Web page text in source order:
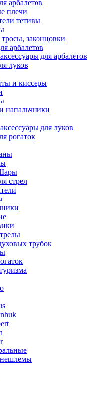
арбалетов
плечи
тетивы
законцовки
арбалетов
для арбалетов
луков
и киссеры
напальчники
для луков
рогаток
стрел
трубок